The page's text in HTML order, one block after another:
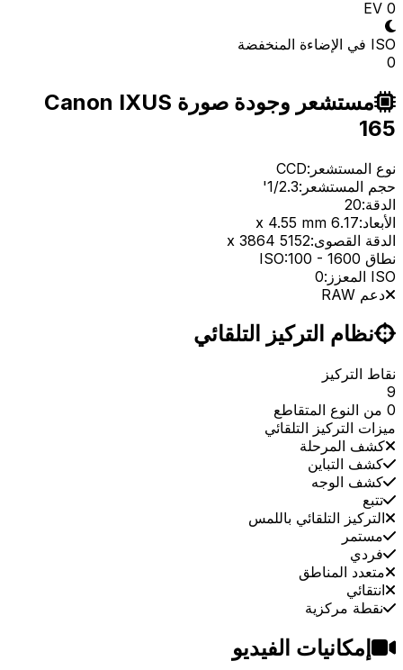
0 EV
ISO في الإضاءة المنخفضة
0
مستشعر وجودة صورة Canon IXUS
165
نوع المستشعر:CCD
حجم المستشعر:1/2.3'
الدقة:20
الأبعاد:6.17 x 4.55 mm
الدقة القصوى:5152 x 3864
نطاق ISO:
100 - 1600
ISO المعزز:
0
دعم RAW
نظام التركيز التلقائي
نقاط التركيز
9
0 من النوع المتقاطع
ميزات التركيز التلقائي
كشف المرحلة
كشف التباين
كشف الوجه
تتبع
التركيز التلقائي باللمس
مستمر
فردي
متعدد المناطق
انتقائي
نقطة مركزية
إمكانيات الفيديو